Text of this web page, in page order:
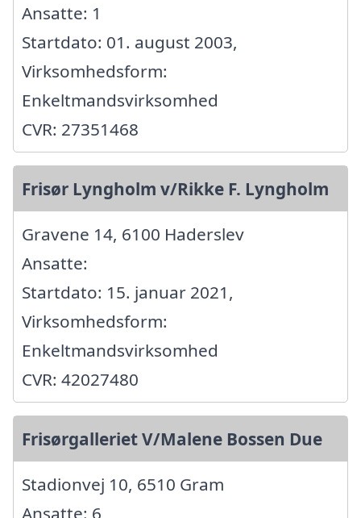
Ansatte: 1
Startdato: 01. august 2003,
Virksomhedsform:
Enkeltmandsvirksomhed
CVR: 27351468
Frisør Lyngholm v/Rikke F. Lyngholm
Gravene 14, 6100 Haderslev
Ansatte:
Startdato: 15. januar 2021,
Virksomhedsform:
Enkeltmandsvirksomhed
CVR: 42027480
Frisørgalleriet V/Malene Bossen Due
Stadionvej 10, 6510 Gram
Ansatte: 6